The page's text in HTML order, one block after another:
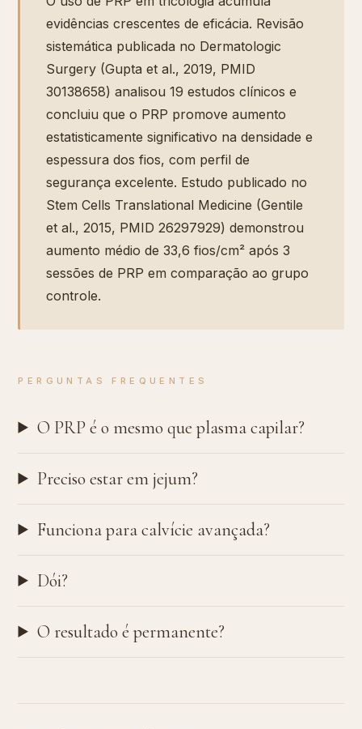
evidências crescentes de eficácia. Revisão
sistemática publicada no Dermatologic
Surgery (Gupta et al., 2019, PMID
30138658) analisou 19 estudos clínicos e
concluiu que o PRP promove aumento
estatisticamente significativo na densidade e
espessura dos fios, com perfil de
segurança excelente. Estudo publicado no
Stem Cells Translational Medicine (Gentile
et al., 2015, PMID 26297929) demonstrou
aumento médio de 33,6 fios/cm² após 3
sessões de PRP em comparação ao grupo
controle.
PERGUNTAS FREQUENTES
O PRP é o mesmo que plasma capilar?
Preciso estar em jejum?
Funciona para calvície avançada?
Dói?
O resultado é permanente?